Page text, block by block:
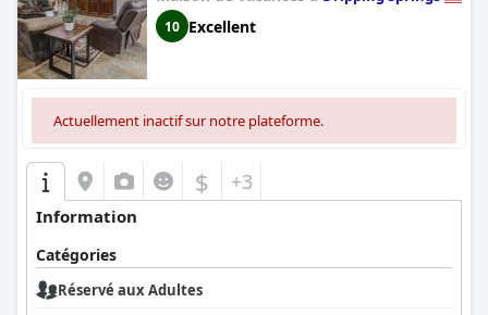
10 Excellent
Actuellement inactif sur notre plateforme.
$ +3
Information
Catégories
Réservé aux Adultes